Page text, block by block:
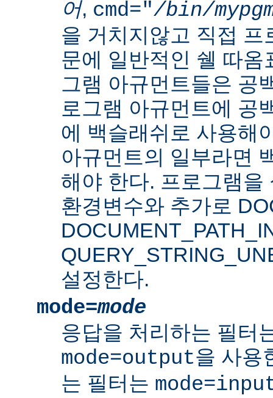
어, cmd="/bin/
을 거치지않고 직접
문에 일반적인 쉘 따옴
그램 아규먼트들은 공
로그램 아규먼트에 공
에 백슬래쉬로 사용해
아규먼트의 일부라면
해야 한다. 프로그램을
환경변수와 추가로
설정한다.
mode=mode
응답을 처리하는 필터
mode=output을 사용
는 필터는